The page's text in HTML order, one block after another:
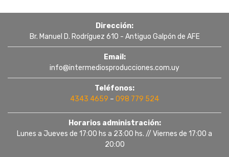
Dirección:
Br. Manuel D. Rodríguez 610 - Antiguo Galpón de AFE
Email:
info@intermediosproducciones.com.uy
Teléfonos:
4343 4659 – 098 779 524
Horarios administración:
Lunes a Jueves de 17:00 hs a 23:00 hs. // Viernes de 17:00 a
20:00